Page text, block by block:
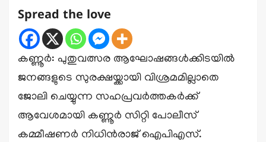
Spread the love
കണ്ണൂർ: പുതുവത്സര ആഘോഷങ്ങൾക്കിടയിൽ
ജനങ്ങളുടെ സുരക്ഷയ്ക്കായി വിശ്രമമില്ലാതെ
ജോലി ചെയ്യുന്ന സഹപ്രവർത്തകർക്ക്
ആവേശമായി കണ്ണൂർ സിറ്റി പോലീസ്
കമ്മീഷണർ നിധിൻരാജ് ഐപിഎസ്.